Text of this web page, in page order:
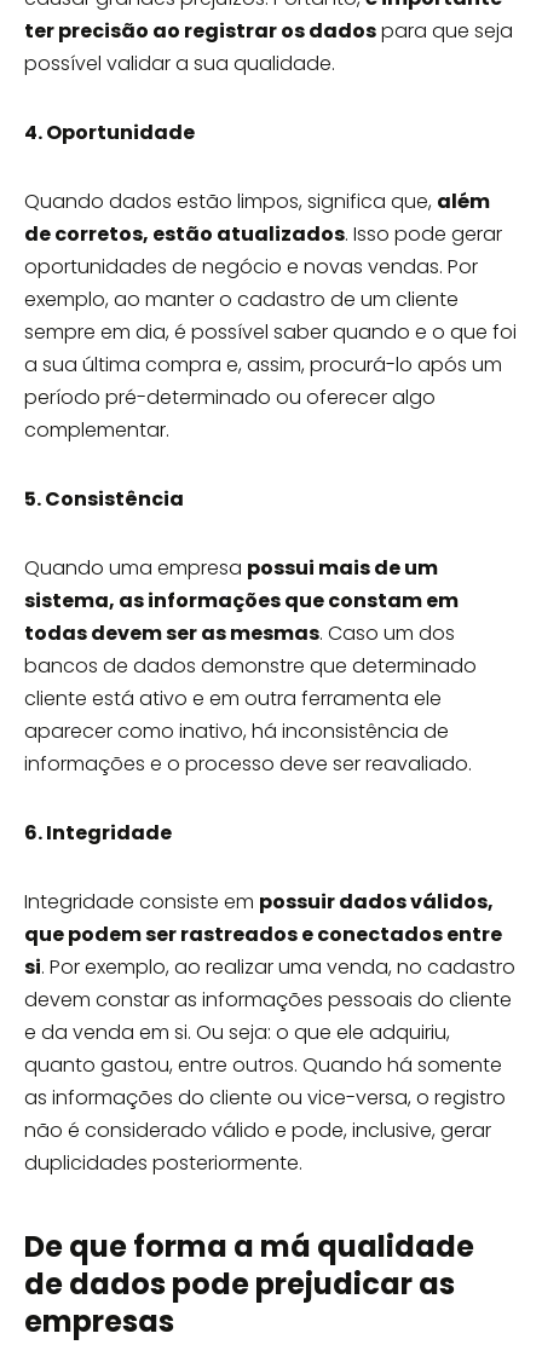
ter precisão ao registrar os dadospara que seja
possível validar a sua qualidade.
4. Oportunidade
Quando dados estão limpos, significa que, além
de corretos, estão atualizados. Isso pode gerar
oportunidades de negócio e novas vendas. Por
exemplo, ao manter o cadastro de um cliente
sempre em dia, é possível saber quando e o que foi
a sua última compra e, assim, procurá-lo após um
período pré-determinado ou oferecer algo
complementar.
5. Consistência
Quando uma empresa possui mais de um
sistema, as informações que constam em
todas devem ser as mesmas. Caso um dos
bancos de dados demonstre que determinado
cliente está ativo e em outra ferramenta ele
aparecer como inativo, há inconsistência de
informações e o processo deve ser reavaliado.
6. Integridade
Integridade consiste em possuir dados válidos,
que podem ser rastreados e conectados entre
si. Por exemplo, ao realizar uma venda, no cadastro
devem constar as informações pessoais do cliente
e da venda em si. Ou seja: o que ele adquiriu,
quanto gastou, entre outros. Quando há somente
as informações do cliente ou vice-versa, o registro
não é considerado válido e pode, inclusive, gerar
duplicidades posteriormente.
De que forma a má qualidade
de dados pode prejudicar as
empresas